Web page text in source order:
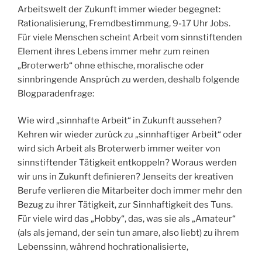
Arbeitswelt der Zukunft immer wieder begegnet:
Rationalisierung, Fremdbestimmung, 9-17 Uhr Jobs.
Für viele Menschen scheint Arbeit vom sinnstiftenden
Element ihres Lebens immer mehr zum reinen
„Broterwerb“ ohne ethische, moralische oder
sinnbringende Ansprüch zu werden, deshalb folgende
Blogparadenfrage:
Wie wird „sinnhafte Arbeit“ in Zukunft aussehen?
Kehren wir wieder zurück zu „sinnhaftiger Arbeit“ oder
wird sich Arbeit als Broterwerb immer weiter von
sinnstiftender Tätigkeit entkoppeln? Woraus werden
wir uns in Zukunft definieren? Jenseits der kreativen
Berufe verlieren die Mitarbeiter doch immer mehr den
Bezug zu ihrer Tätigkeit, zur Sinnhaftigkeit des Tuns.
Für viele wird das „Hobby“, das, was sie als „Amateur“
(als als jemand, der sein tun amare, also liebt) zu ihrem
Lebenssinn, während hochrationalisierte,